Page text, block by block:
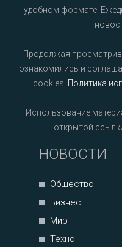
удобном формате.
Продолжая
ознакомились и
cookies. Политика
Использование
открытой
НОВОСТИ
Общество
Бизнес
Мир
Техно